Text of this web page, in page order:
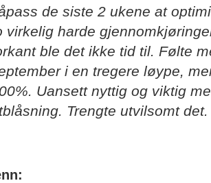
de siste 2 ukene at
virkelig harde
ble det ikke tid til. Følte
i en tregere løype,
Uansett nyttig og viktig
Trengte utvilsomt det.